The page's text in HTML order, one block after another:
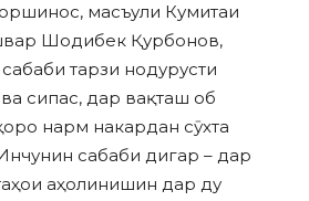
масъули Кумитаи
Шодибек Қурбонов,
тарзи нодурусти
сипас, дар вақташ об
нарм накардан сӯхта
сабаби дигар – дар
аҳолинишин дар ду